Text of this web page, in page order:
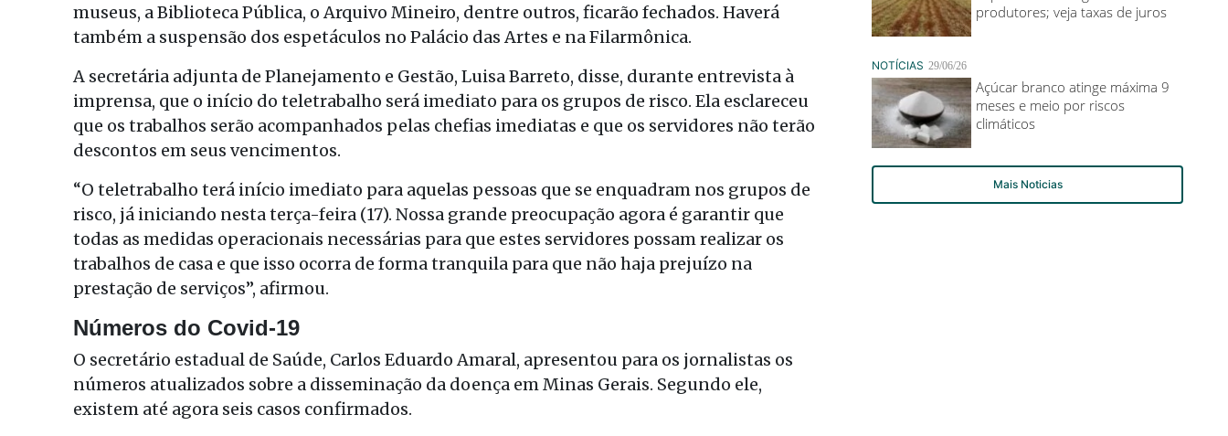
museus, a Biblioteca Pública, o Arquivo Mineiro, dentre outros, ficarão fechados. Haverá
também a suspensão dos espetáculos no Palácio das Artes e na Filarmônica.
A secretária adjunta de Planejamento e Gestão, Luisa Barreto, disse, durante entrevista à
imprensa, que o início do teletrabalho será imediato para os grupos de risco. Ela esclareceu
que os trabalhos serão acompanhados pelas chefias imediatas e que os servidores não terão
descontos em seus vencimentos.
“O teletrabalho terá início imediato para aquelas pessoas que se enquadram nos grupos de
risco, já iniciando nesta terça-feira (17). Nossa grande preocupação agora é garantir que
todas as medidas operacionais necessárias para que estes servidores possam realizar os
trabalhos de casa e que isso ocorra de forma tranquila para que não haja prejuízo na
prestação de serviços”, afirmou.
Números do Covid-19
O secretário estadual de Saúde, Carlos Eduardo Amaral, apresentou para os jornalistas os
números atualizados sobre a disseminação da doença em Minas Gerais. Segundo ele,
existem até agora seis casos confirmados.